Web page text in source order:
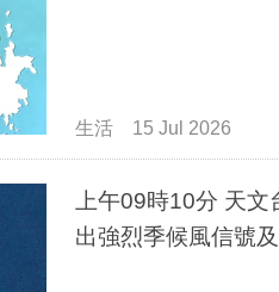
生活 15 Jul 2026
上午09時10分 天
出強烈季候風信號